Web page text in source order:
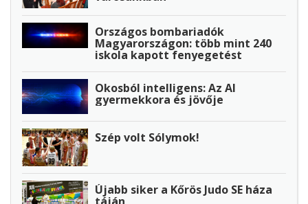
Országos bombariadók
Magyarországon: több mint 240
iskola kapott fenyegetést
Okosból intelligens: Az AI
gyermekkora és jövője
Szép volt Sólymok!
Újabb siker a Kőrös Judo SE háza